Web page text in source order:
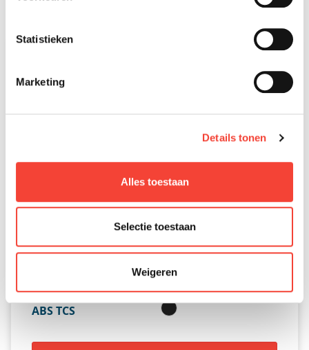
Statistieken
Marketing
Details tonen
Alles toestaan
Selectie toestaan
Weigeren
Kymco Xciting VS 400i
ABS TCS